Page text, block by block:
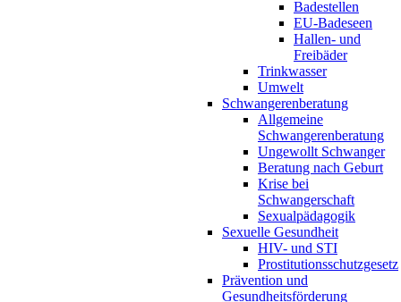
Badestellen
EU-Badeseen
Hallen- und
Freibäder
Trinkwasser
Umwelt
Schwangerenberatung
Allgemeine
Schwangerenberatung
Ungewollt Schwanger
Beratung nach Geburt
Krise bei
Schwangerschaft
Sexualpädagogik
Sexuelle Gesundheit
HIV- und STI
Prostitutionsschutzgesetz
Prävention und
Gesundheitsförderung